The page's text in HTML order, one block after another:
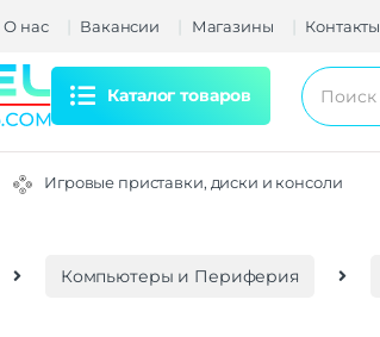
О нас Вакансии Магазины Контакты
Каталог товаров
Игровые приставки, диски и консоли
Компьютеры и Периферия